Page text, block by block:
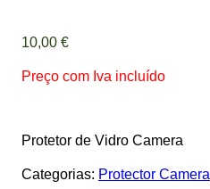
10,00 €
Preço com Iva incluído
Protetor de Vidro Camera
Categorias: Protector Camera